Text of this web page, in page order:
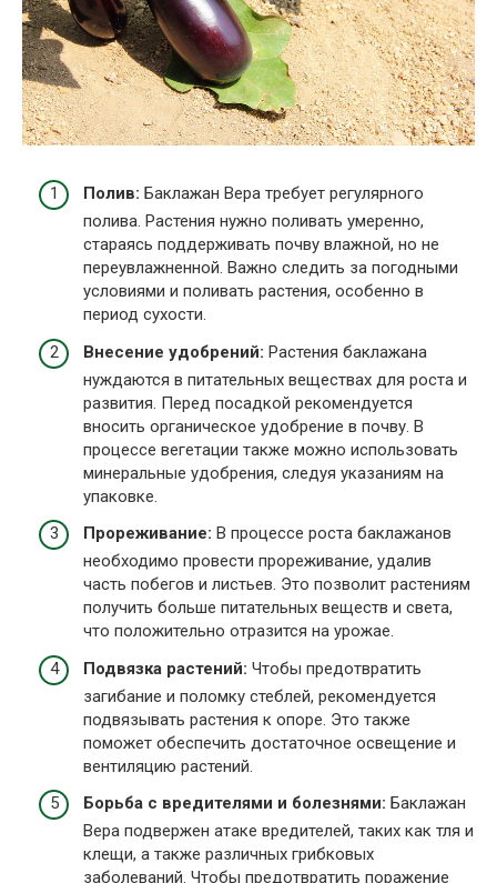
Полив: Баклажан Вера требует регулярного
полива. Растения нужно поливать умеренно,
стараясь поддерживать почву влажной, но не
переувлажненной. Важно следить за погодными
условиями и поливать растения, особенно в
период сухости.
Внесение удобрений: Растения баклажана
нуждаются в питательных веществах для роста и
развития. Перед посадкой рекомендуется
вносить органическое удобрение в почву. В
процессе вегетации также можно использовать
минеральные удобрения, следуя указаниям на
упаковке.
Прореживание: В процессе роста баклажанов
необходимо провести прореживание, удалив
часть побегов и листьев. Это позволит растениям
получить больше питательных веществ и света,
что положительно отразится на урожае.
Подвязка растений: Чтобы предотвратить
загибание и поломку стеблей, рекомендуется
подвязывать растения к опоре. Это также
поможет обеспечить достаточное освещение и
вентиляцию растений.
Борьба с вредителями и болезнями: Баклажан
Вера подвержен атаке вредителей, таких как тля и
клещи, а также различных грибковых
заболеваний. Чтобы предотвратить поражение